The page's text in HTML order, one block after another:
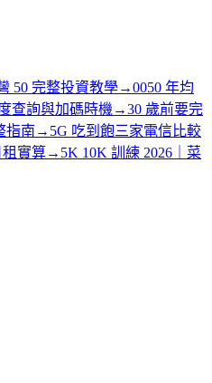
50 完整投資教學→0050 年均
查詢與加碼時機→30 歲前要完
指南 → 5G 吃到飽三家電信比較
租實算→ 5K 10K 訓練 2026｜菜